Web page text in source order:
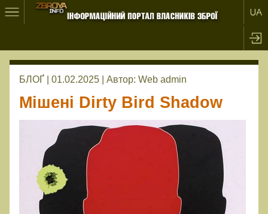
БЛОҐ | 01.02.2025 | Автор: Web admin
Мішені Dirty Bird Shadow